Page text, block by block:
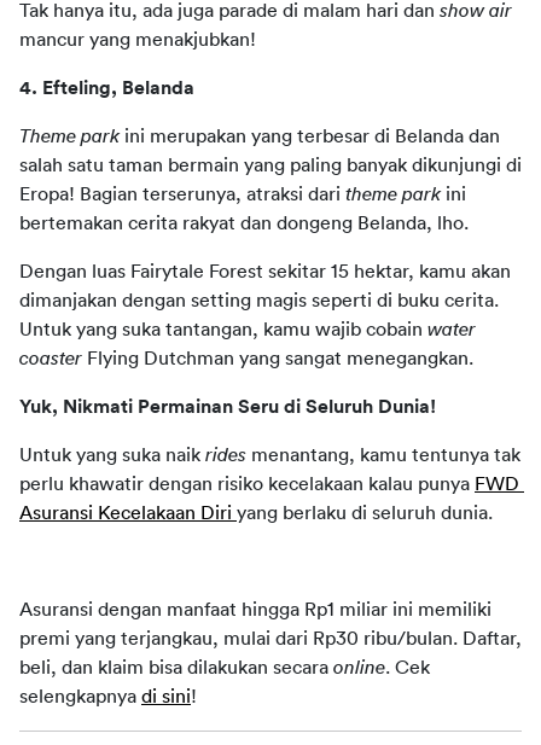
Tak hanya itu, ada juga parade di malam hari dan show air
mancur yang menakjubkan!
4. Efteling, Belanda
Theme park ini merupakan yang terbesar di Belanda dan
salah satu taman bermain yang paling banyak dikunjungi di
Eropa! Bagian terserunya, atraksi dari theme park ini
bertemakan cerita rakyat dan dongeng Belanda, lho.
Dengan luas Fairytale Forest sekitar 15 hektar, kamu akan
dimanjakan dengan setting magis seperti di buku cerita.
Untuk yang suka tantangan, kamu wajib cobain water
coaster Flying Dutchman yang sangat menegangkan.
Yuk, Nikmati Permainan Seru di Seluruh Dunia!
Untuk yang suka naik rides menantang, kamu tentunya tak
perlu khawatir dengan risiko kecelakaan kalau punya FWD
Asuransi Kecelakaan Diri yang berlaku di seluruh dunia.
Asuransi dengan manfaat hingga Rp1 miliar ini memiliki
premi yang terjangkau, mulai dari Rp30 ribu/bulan. Daftar,
beli, dan klaim bisa dilakukan secara online. Cek
selengkapnya di sini!